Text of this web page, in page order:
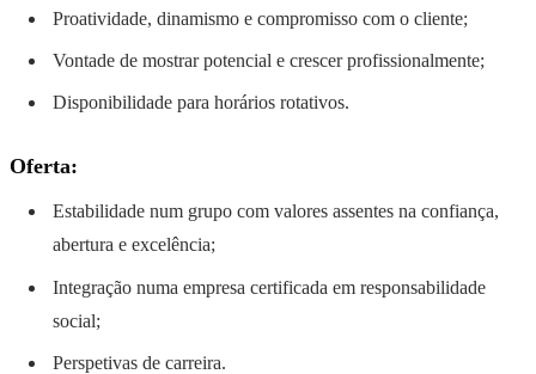
Proatividade, dinamismo e compromisso com o cliente;
Vontade de mostrar potencial e crescer profissionalmente;
Disponibilidade para horários rotativos.
Oferta:
Estabilidade num grupo com valores assentes na confiança,
abertura e excelência;
Integração numa empresa certificada em responsabilidade
social;
Perspetivas de carreira.